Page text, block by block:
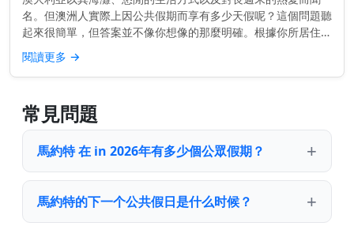
名。但澳洲人實際上因公共假期而享有多少天假呢？這個問題聽
起來很簡單，但答案並不像你想像的那麼明確。根據你所居住的
地點，你每年的公共假期數量可能會大不相同。 快速了解： 大
多數澳大利亞人每...
閱讀更多 →
常見問題
馬約特 在 in 2026年有多少個公眾假期？
馬約特的下一个公共假日是什么时候？